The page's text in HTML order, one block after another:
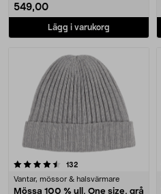
549,00
Lägg i varukorg
132recensioner
Vantar, mössor & halsvärmare
Mössa 100 % ull, One size, grå
4.0 av 5 stjärnor